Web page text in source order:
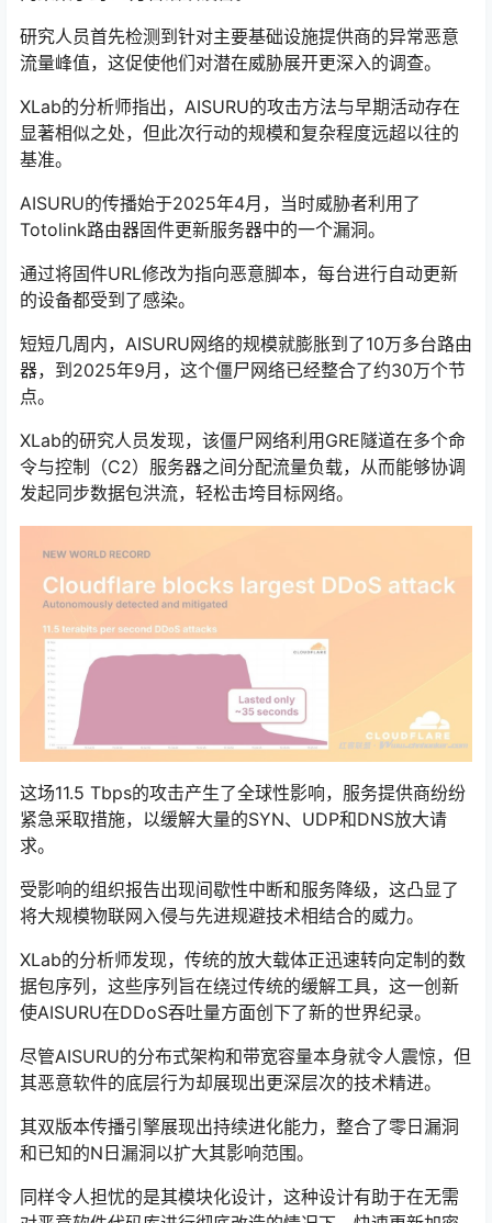
研究人员首先检测到针对主要基础设施提供商的异常恶意
流量峰值，这促使他们对潜在威胁展开更深入的调查。
XLab的分析师指出，AISURU的攻击方法与早期活动存在
显著相似之处，但此次行动的规模和复杂程度远超以往的
基准。
AISURU的传播始于2025年4月，当时威胁者利用了
Totolink路由器固件更新服务器中的一个漏洞。
通过将固件URL修改为指向恶意脚本，每台进行自动更新
的设备都受到了感染。
短短几周内，AISURU网络的规模就膨胀到了10万多台路由
器，到2025年9月，这个僵尸网络已经整合了约30万个节
点。
XLab的研究人员发现，该僵尸网络利用GRE隧道在多个命
令与控制（C2）服务器之间分配流量负载，从而能够协调
发起同步数据包洪流，轻松击垮目标网络。
这场11.5 Tbps的攻击产生了全球性影响，服务提供商纷纷
紧急采取措施，以缓解大量的SYN、UDP和DNS放大请
求。
受影响的组织报告出现间歇性中断和服务降级，这凸显了
将大规模物联网入侵与先进规避技术相结合的威力。
XLab的分析师发现，传统的放大载体正迅速转向定制的数
据包序列，这些序列旨在绕过传统的缓解工具，这一创新
使AISURU在DDoS吞吐量方面创下了新的世界纪录。
尽管AISURU的分布式架构和带宽容量本身就令人震惊，但
其恶意软件的底层行为却展现出更深层次的技术精进。
其双版本传播引擎展现出持续进化能力，整合了零日漏洞
和已知的N日漏洞以扩大其影响范围。
同样令人担忧的是其模块化设计，这种设计有助于在无需